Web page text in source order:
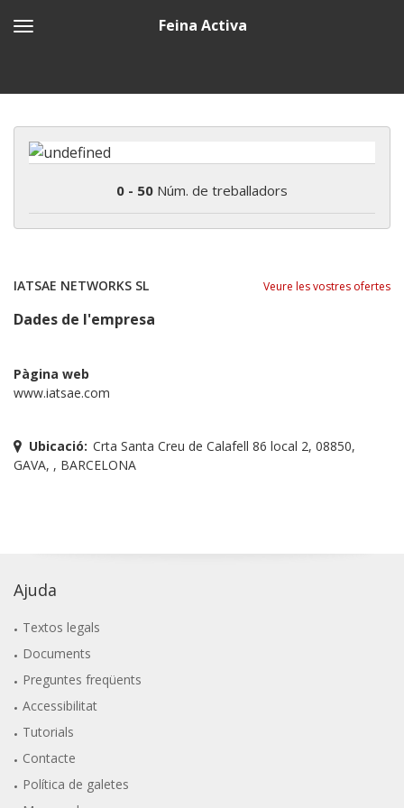
Feina Activa
0 - 50 Núm. de treballadors
IATSAE NETWORKS SL Veure les vostres ofertes
Dades de l'empresa
Pàgina web
www.iatsae.com
Ubicació: Crta Santa Creu de Calafell 86 local 2, 08850,
GAVA, , BARCELONA
Ajuda
Textos legals
Documents
Preguntes freqüents
Accessibilitat
Tutorials
Contacte
Política de galetes